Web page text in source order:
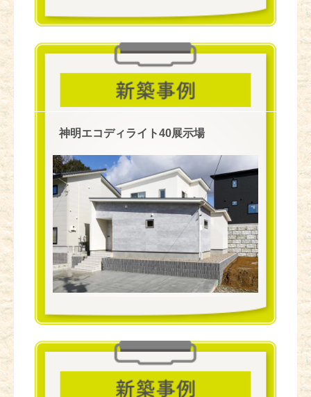
神明エコディライト40展示場